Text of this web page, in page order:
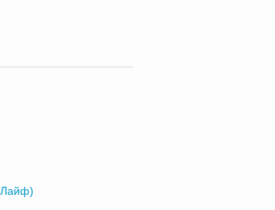
Лайф)